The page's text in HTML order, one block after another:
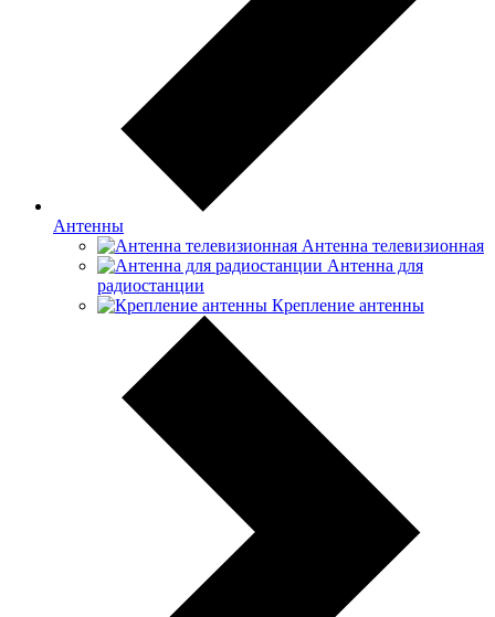
Антенны
Антенна телевизионная
Антенна для
радиостанции
Крепление антенны